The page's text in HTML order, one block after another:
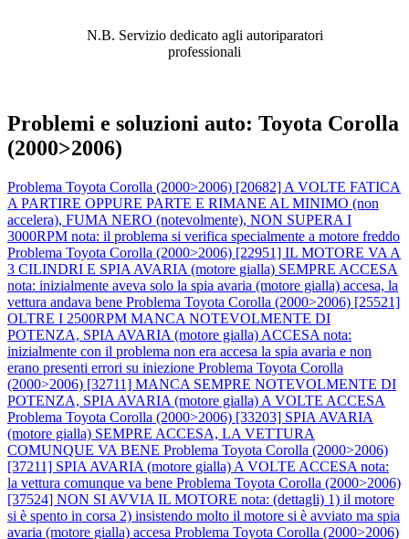
N.B. Servizio dedicato agli autoriparatori
professionali
Problemi e soluzioni auto: Toyota Corolla
(2000>2006)
Problema Toyota Corolla (2000>2006) [20682] A VOLTE FATICA
A PARTIRE OPPURE PARTE E RIMANE AL MINIMO (non
accelera), FUMA NERO (notevolmente), NON SUPERA I
3000RPM nota: il problema si verifica specialmente a motore freddo
Problema Toyota Corolla (2000>2006) [22951] IL MOTORE VA A
3 CILINDRI E SPIA AVARIA (motore gialla) SEMPRE ACCESA
nota: inizialmente aveva solo la spia avaria (motore gialla) accesa, la
vettura andava bene Problema Toyota Corolla (2000>2006) [25521]
OLTRE I 2500RPM MANCA NOTEVOLMENTE DI
POTENZA, SPIA AVARIA (motore gialla) ACCESA nota:
inizialmente con il problema non era accesa la spia avaria e non
erano presenti errori su iniezione Problema Toyota Corolla
(2000>2006) [32711] MANCA SEMPRE NOTEVOLMENTE DI
POTENZA, SPIA AVARIA (motore gialla) A VOLTE ACCESA
Problema Toyota Corolla (2000>2006) [33203] SPIA AVARIA
(motore gialla) SEMPRE ACCESA, LA VETTURA
COMUNQUE VA BENE Problema Toyota Corolla (2000>2006)
[37211] SPIA AVARIA (motore gialla) A VOLTE ACCESA nota:
la vettura comunque va bene Problema Toyota Corolla (2000>2006)
[37524] NON SI AVVIA IL MOTORE nota: (dettagli) 1) il motore
si è spento in corsa 2) insistendo molto il motore si è avviato ma spia
avaria (motore gialla) accesa Problema Toyota Corolla (2000>2006)